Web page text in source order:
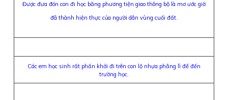
Được đưa đón con đi học bằng phương tiện giao thông bộ là mơ ước giờ
đã thành hiện thực của người dân vùng cuối đất.
Các em học sinh rất phấn khởi đi trên con lộ nhựa phẳng lì để đến
trường học.